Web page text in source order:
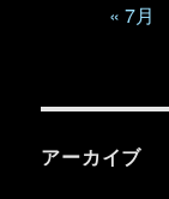
« 7月
アーカイブ